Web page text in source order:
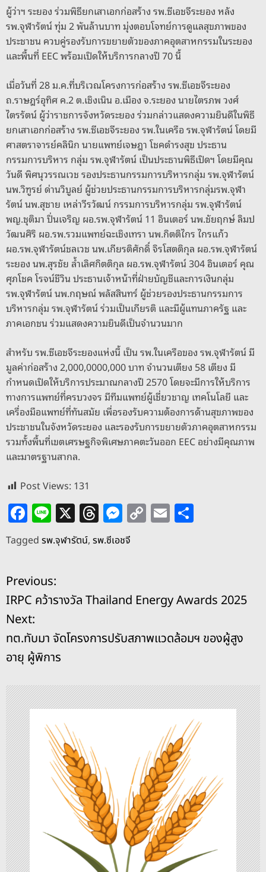
ผู้ว่าฯ ระยอง ร่วมพิธียกเสาเอกก่อสร้าง รพ.ซีเอชจีระยอง หลัง
รพ.จุฬารัตน์ ทุ่ม 2 พันล้านบาท มุ่งตอบโจทย์การดูแลสุขภาพของ
ประชาชน ควบคู่รองรับการขยายตัวของภาคอุตสาหกรรมในระยอง
และพื้นที่ EEC พร้อมเปิดให้บริการกลางปี 70 นี้
เมื่อวันที่ 28 ม.ค.ที่บริเวณโครงการก่อสร้าง รพ.ซีเอชจีระยอง
ถ.ราษฎร์อุทิศ ค.2 ต.เชิงเนิน อ.เมือง จ.ระยอง นายไตรภพ วงศ์
ไตรรัตน์ ผู้ว่าราชการจังหวัดระยอง ร่วมกล่าวแสดงความยินดีในพิธี
ยกเสาเอกก่อสร้าง รพ.ซีเอชจีระยอง รพ.ในเครือ รพ.จุฬารัตน์ โดยมี
ศาสตราจารย์คลินิก นายแพทย์เจษฎา โชคดำรงสุข ประธาน
กรรมการบริหาร กลุ่ม รพ.จุฬารัตน์ เป็นประธานพิธีเปิดฯ โดยมีคุณ
วันดี พิศนุวรรณเวช รองประธานกรรมการบริหารกลุ่ม รพ.จุฬารัตน์
นพ.วิฑูรย์ ด่านวิบูลย์ ผู้ช่วยประธานกรรมการบริหารกลุ่มรพ.จุฬา
รัตน์ นพ.สุชาย เหล่าวีรวัฒน์ กรรมการบริหารกลุ่ม รพ.จุฬารัตน์
พญ.ชุติมา ปิ่นเจริญ ผอ.รพ.จุฬารัตน์ 11 อินเตอร์ นพ.ชัยฤกษ์ ลิมป
วัฒนศิริ ผอ.รพ.รวมแพทย์ฉะเชิงเทรา นพ.กิตติไกร ไกรแก้ว
ผอ.รพ.จุฬารัตน์ชลเวช นพ.เกียรติศักดิ์ จิรโสตติกุล ผอ.รพ.จุฬารัตน์
ระยอง นพ.สุรชัย ล้ำเลิศกิตติกุล ผอ.รพ.จุฬารัตน์ 304 อินเตอร์ คุณ
ศุภโชค โรจน์ชีวิน ประธานเจ้าหน้าที่ฝ่ายบัญชีและการเงินกลุ่ม
รพ.จุฬารัตน์ นพ.กฤษณ์ พลัสสินทร์ ผู้ช่วยรองประธานกรรมการ
บริหารกลุ่ม รพ.จุฬารัตน์ ร่วมเป็นเกียรติ และมีผู้แทนภาครัฐ และ
ภาคเอกชน ร่วมแสดงความยินดีเป็นจำนวนมาก
สำหรับ รพ.ซีเอชจีระยองแห่งนี้ เป็น รพ.ในเครือของ รพ.จุฬารัตน์ มี
มูลค่าก่อสร้าง 2,000,0000,000 บาท จำนวนเตียง 58 เตียง มี
กำหนดเปิดให้บริการประมาณกลางปี 2570 โดยจะมีการให้บริการ
ทางการแพทย์ที่ครบวงจร มีทีมแพทย์ผู้เชี่ยวชาญ เทคโนโลยี และ
เครื่องมือแพทย์ที่ทันสมัย เพื่อรองรับความต้องการด้านสุขภาพของ
ประชาชนในจังหวัดระยอง และรองรับการขยายตัวภาคอุตสาหกรรม
รวมทั้งพื้นที่เขตเศรษฐกิจพิเศษภาคตะวันออก EEC อย่างมีคุณภาพ
และมาตรฐานสากล.
Post Views: 131
F
a
c
e
b
o
o
k
Li
n
e
X T
h
re
d
s
M
e
ss
n
g
er
C
o
n
E
m
Tagged รพ.จุฬารัตน์, รพ.ซีเอชจี
แ
น
ะ
น
ว
เ
รื่
อ
ง
Previous:
IRPC คว้ารางวัล Thailand Energy Awards 2025
Next:
ทต.ทับมา จัดโครงการปรับสภาพแวดล้อมฯ ของผู้สูง
อายุ ผู้พิการ